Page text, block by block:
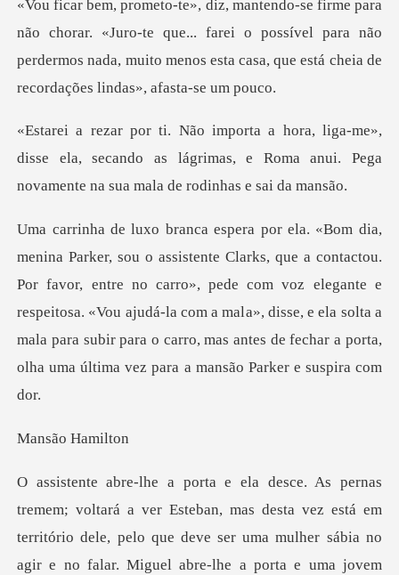
«Juro-te que... farei o possível para não
perdermos nada, muito menos
e»,
disse ela, secando as lágrimas, e Roma anui. Pe
r favor, entre no carro», pede com voz elegante e
respeitosa. «Vou ajudá-la com a mala», disse, e ela solta a
mal
o Ham
itório dele, pelo que deve ser uma mulher sábia no
agir e no falar. Miguel abre-lhe a porta e uma jovem